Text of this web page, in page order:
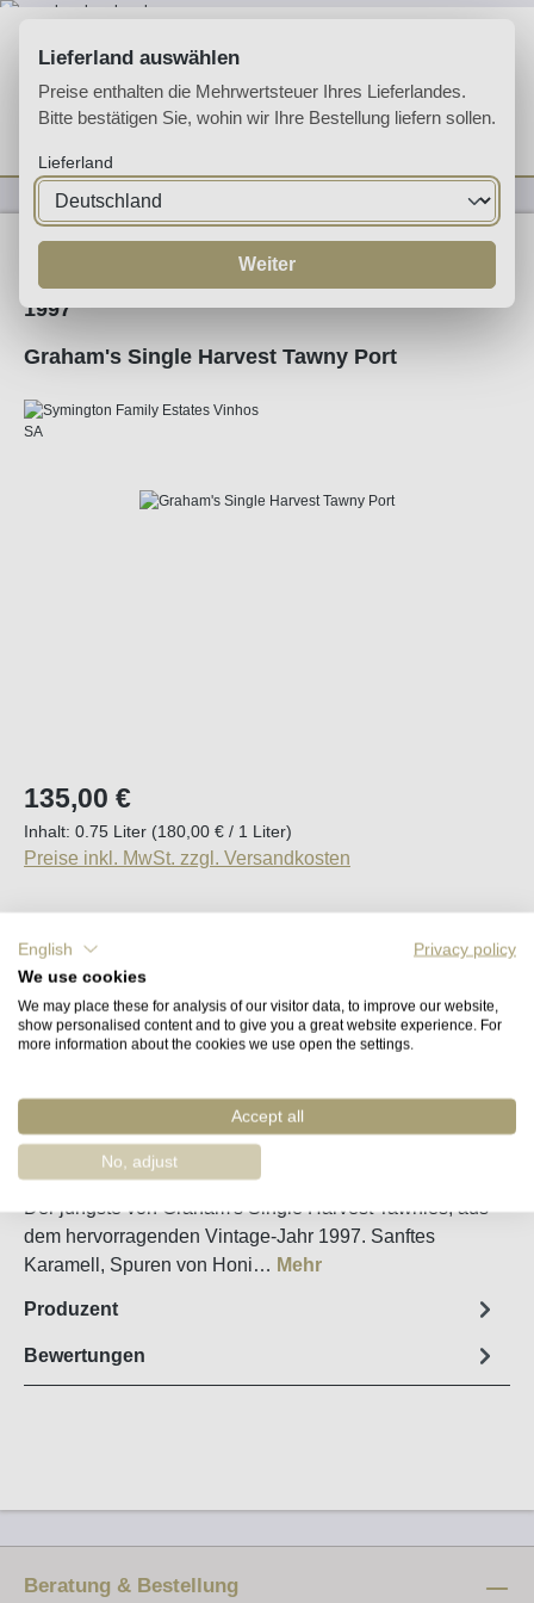
Du hast 0
Likörweine
1997
Graham's Single Harvest Tawny Port
Bildergalerie überspringen
Regulärer Preis:
135,00 €
Inhalt: 0.75 Liter (180,00 € / 1 Liter)
Preise inkl. MwSt. zzgl. Versandkosten
Produkt Anzahl: Gib den gewünschten
Steckbrief
Der jüngste von Graham's Single Harvest Tawnies, aus
dem hervorragenden Vintage-Jahr 1997. Sanftes
Karamell, Spuren von Honi… Mehr
Produzent
Bewertungen
Beratung & Bestellung
Lieferland auswählen
Preise enthalten die Mehrwertsteuer Ihres Lieferlandes.
Bitte bestätigen Sie, wohin wir Ihre Bestellung liefern sollen.
Lieferland
Weiter
English
Privacy policy
We use cookies
We may place these for analysis of our visitor data, to improve our website,
show personalised content and to give you a great website experience. For
more information about the cookies we use open the settings.
Accept all
No, adjust